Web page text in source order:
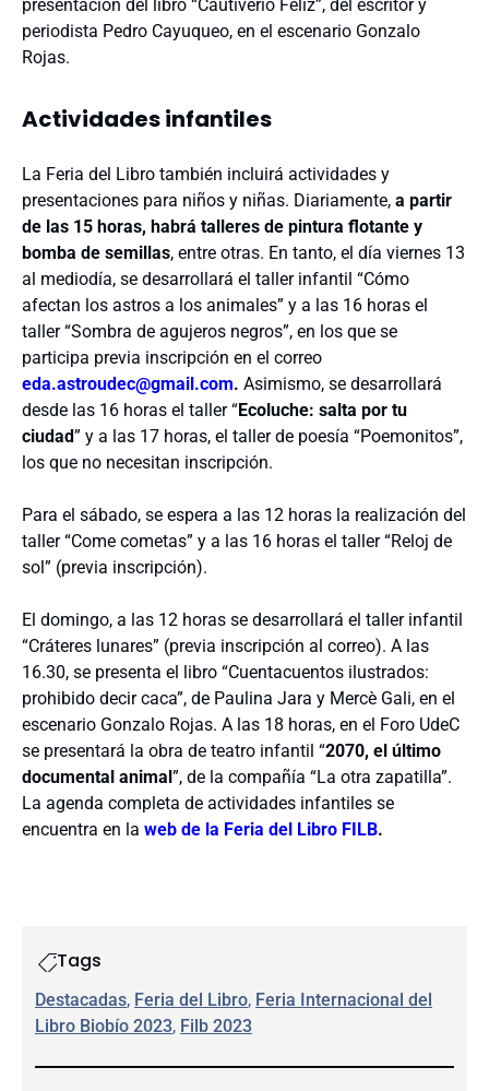
presentación del libro “Cautiverio Feliz”, del escritor y
periodista Pedro Cayuqueo, en el escenario Gonzalo
Rojas.
Actividades infantiles
La Feria del Libro también incluirá actividades y
presentaciones para niños y niñas. Diariamente, a partir
de las 15 horas, habrá talleres de pintura flotante y
bomba de semillas, entre otras. En tanto, el día viernes 13
al mediodía, se desarrollará el taller infantil “Cómo
afectan los astros a los animales” y a las 16 horas el
taller “Sombra de agujeros negros”, en los que se
participa previa inscripción en el correo
eda.astroudec@gmail.com. Asimismo, se desarrollará
desde las 16 horas el taller “Ecoluche: salta por tu
ciudad” y a las 17 horas, el taller de poesía “Poemonitos”,
los que no necesitan inscripción.
Para el sábado, se espera a las 12 horas la realización del
taller “Come cometas” y a las 16 horas el taller “Reloj de
sol” (previa inscripción).
El domingo, a las 12 horas se desarrollará el taller infantil
“Cráteres lunares” (previa inscripción al correo). A las
16.30, se presenta el libro “Cuentacuentos ilustrados:
prohibido decir caca”, de Paulina Jara y Mercè Gali, en el
escenario Gonzalo Rojas. A las 18 horas, en el Foro UdeC
se presentará la obra de teatro infantil “2070, el último
documental animal”, de la compañía “La otra zapatilla”.
La agenda completa de actividades infantiles se
encuentra en la web de la Feria del Libro FILB.
Tags
Destacadas, Feria del Libro, Feria Internacional del
Libro Biobío 2023, Filb 2023